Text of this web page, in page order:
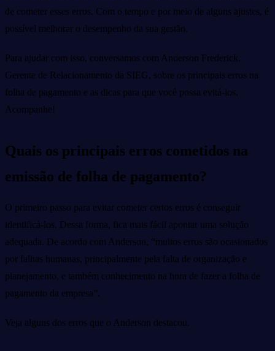
de cometer esses erros. Com o tempo e por meio de alguns ajustes, é
possível melhorar o desempenho da sua gestão.
Para ajudar com isso, conversamos com Anderson Frederick,
Gerente de Relacionamento da SIEG, sobre os principais erros na
folha de pagamento e as dicas para que você possa evitá-los.
Acompanhe!
Quais os principais erros cometidos na
emissão de folha de pagamento?
O primeiro passo para evitar cometer certos erros é conseguir
identificá-los. Dessa forma, fica mais fácil apontar uma solução
adequada. De acordo com Anderson, “muitos erros são ocasionados
por falhas humanas, principalmente pela falta de organização e
planejamento, e também conhecimento na hora de fazer a folha de
pagamento da empresa”.
Veja alguns dos erros que o Anderson destacou.